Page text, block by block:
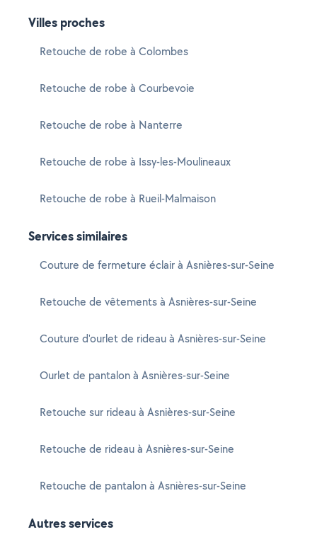
Villes proches
Retouche de robe à Colombes
Retouche de robe à Courbevoie
Retouche de robe à Nanterre
Retouche de robe à Issy-les-Moulineaux
Retouche de robe à Rueil-Malmaison
Services similaires
Couture de fermeture éclair à Asnières-sur-Seine
Retouche de vêtements à Asnières-sur-Seine
Couture d'ourlet de rideau à Asnières-sur-Seine
Ourlet de pantalon à Asnières-sur-Seine
Retouche sur rideau à Asnières-sur-Seine
Retouche de rideau à Asnières-sur-Seine
Retouche de pantalon à Asnières-sur-Seine
Autres services